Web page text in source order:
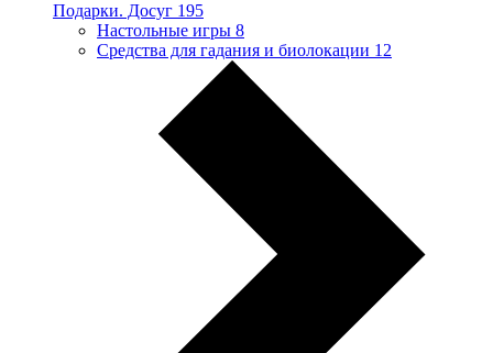
Подарки. Досуг 195
Настольные игры 8
Средства для гадания и биолокации 12